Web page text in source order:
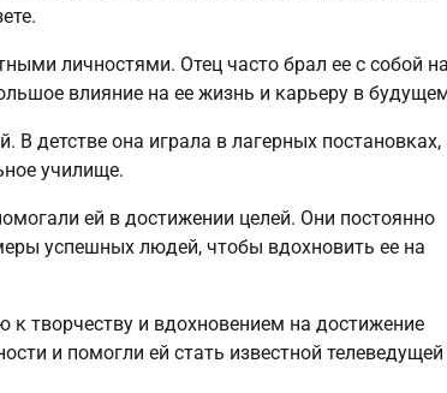
личностями. Отец часто брал ее с собой
влияние на ее жизнь и карьеру в
В детстве она играла в лагерных постановках,
училище.
ей в достижении целей. Они постоянно
успешных людей, чтобы вдохновить ее на
творчеству и вдохновением на достижение
и помогли ей стать известной телеведущей